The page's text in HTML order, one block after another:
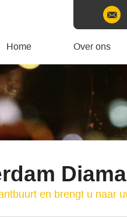
Home Over ons
en brengt u naar